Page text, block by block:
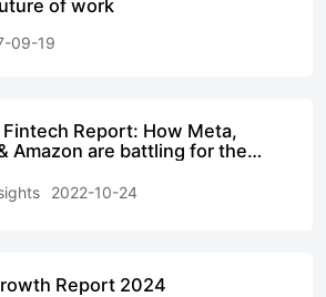
of work
09-19
Report: How Meta,
Amazon are battling for the
2022-10-24
Report 2024